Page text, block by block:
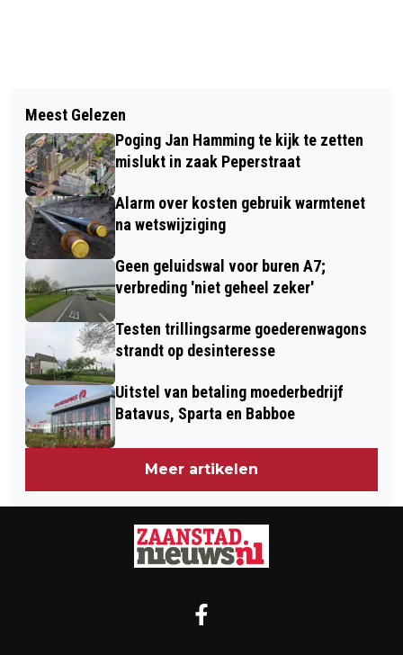
STAATSBOSBEHEER TOCH NIET
NIEUWE EIGENAAR RECREATIE
NOORD-HOLLAND
DAM TOT DAM-EVENEMENTEN
BELOVEN WEER EEN BRUISEND
WEEKEINDE
Meest Gelezen
Poging Jan Hamming te kijk te zetten
mislukt in zaak Peperstraat
Alarm over kosten gebruik warmtenet
na wetswijziging
Geen geluidswal voor buren A7;
verbreding 'niet geheel zeker'
Testen trillingsarme goederenwagons
strandt op desinteresse
Uitstel van betaling moederbedrijf
Batavus, Sparta en Babboe
Meer artikelen